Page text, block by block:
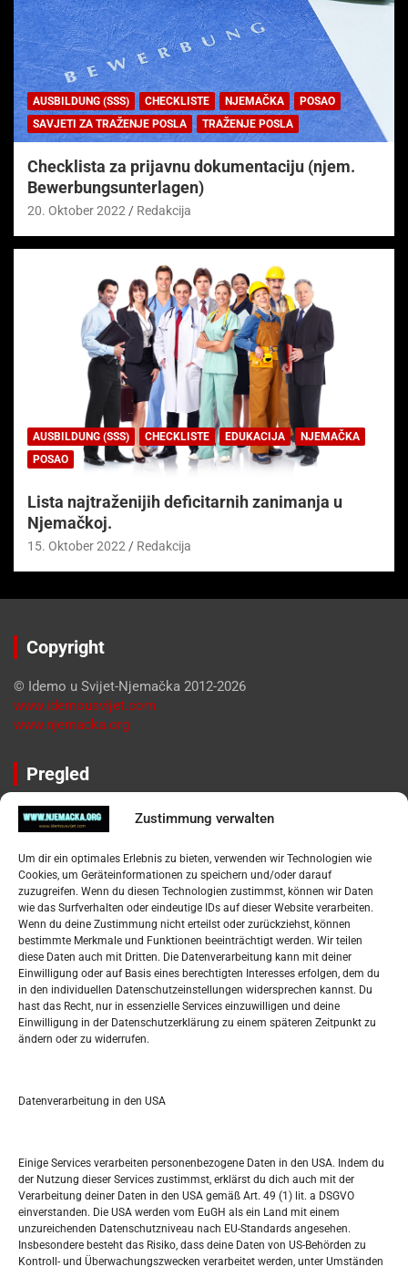
Zustimmung verwalten
Um dir ein optimales Erlebnis zu bieten, verwenden wir Technologien wie
Cookies, um Geräteinformationen zu speichern und/oder darauf
zuzugreifen. Wenn du diesen Technologien zustimmst, können wir Daten
wie das Surfverhalten oder eindeutige IDs auf dieser Website verarbeiten.
Wenn du deine Zustimmung nicht erteilst oder zurückziehst, können
bestimmte Merkmale und Funktionen beeinträchtigt werden. Wir teilen
diese Daten auch mit Dritten. Die Datenverarbeitung kann mit deiner
Einwilligung oder auf Basis eines berechtigten Interesses erfolgen, dem du
in den individuellen Datenschutzeinstellungen widersprechen kannst. Du
hast das Recht, nur in essenzielle Services einzuwilligen und deine
Einwilligung in der Datenschutzerklärung zu einem späteren Zeitpunkt zu
ändern oder zu widerrufen.
Datenverarbeitung in den USA
Einige Services verarbeiten personenbezogene Daten in den USA. Indem du
der Nutzung dieser Services zustimmst, erklärst du dich auch mit der
Verarbeitung deiner Daten in den USA gemäß Art. 49 (1) lit. a DSGVO
einverstanden. Die USA werden vom EuGH als ein Land mit einem
unzureichenden Datenschutzniveau nach EU-Standards angesehen.
Insbesondere besteht das Risiko, dass deine Daten von US-Behörden zu
Kontroll- und Überwachungszwecken verarbeitet werden, unter Umständen
AUSBILDUNG (SSS) CHECKLISTE NJEMAČKA
POSAO
SAVJETI ZA TRAŽENJE POSLA
TRAŽENJE POSLA
Checklista za prijavnu dokumentaciju (njem.
Bewerbungsunterlagen)
20. Oktober 2022 Redakcija
AUSBILDUNG (SSS) CHECKLISTE EDUKACIJA
NJEMAČKA
POSAO
Lista najtraženijih deficitarnih zanimanja u
Njemačkoj.
15. Oktober 2022 Redakcija
Copyright
© Idemo u Svijet-Njemačka 2012-2026
www.idemousvijet.com
www.njemacka.org
Pregled
Impressum
Datenschutzerklärung
Widerufsbelehrung
Oglašavanje / Postavite svoj oglas
Tko je “Idemo u Svijet – Njemačka?
Pretražite stranicu:
S
e
a
h
M D M D F S S
1
3 4 5 6 7 8
10 11 12 13 14 15 16